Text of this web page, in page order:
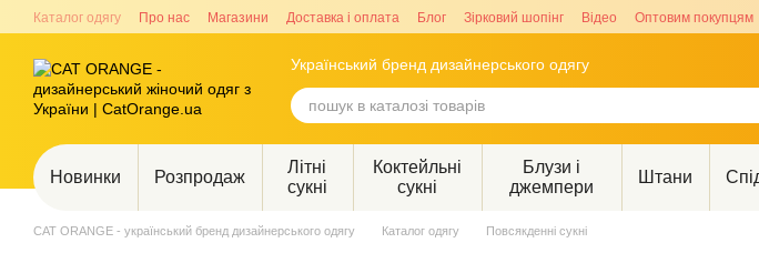
Перейти до основного контенту
Каталог одягу Про нас Магазини Доставка і оплата Блог Зірковий шопінг Відео Оптовим покупцям
Український бренд дизайнерського одягу
Новинки Розпродаж
Літні
сукні
Коктейльні
сукні
Блузи і
джемпери
Штани
CAT ORANGE - український бренд дизайнерського одягу Каталог одягу Повсякденні сукні